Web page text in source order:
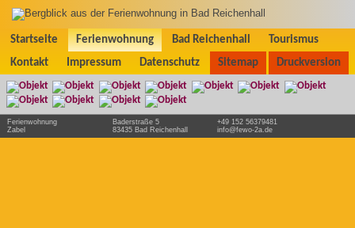
Startseite Ferienwohnung Bad Reichenhall
Tourismus
Kontakt
Impressum Datenschutz Sitemap Druckversion
Ferienwohnung
Zabel
Baderstraße 5
83435 Bad Reichenhall
+49 152 56379481
info@fewo-2a.de